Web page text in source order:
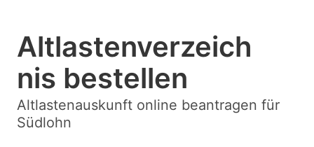
Altlastenverzeich
nis bestellen
Altlastenauskunft online beantragen für
Südlohn